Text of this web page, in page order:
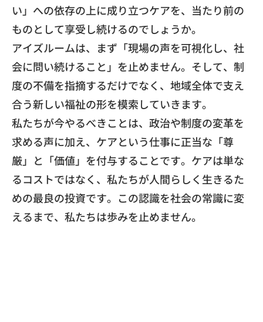
い」 への依存の上に成り立つケアを、 当たり前の
ものとして享受し続けるのでしょうか。
​アイズルームは、まず「現場の声を可視化し、 社
会に問い続けること」を止めません。そして、 制
度の不備を指摘するだけでなく、 地域全体で支え
合う新しい福祉の形を模索していきます。
​私たちが今やるべきことは、 政治や制度の変革を
求める声に加え、ケアという仕事に正当な「尊
厳」と「価値」を付与することです。 ケアは単な
るコストではなく、 私たちが人間らしく生きるた
めの最良の投資です。 この認識を社会の常識に変
えるまで、私たちは歩みを止めません。